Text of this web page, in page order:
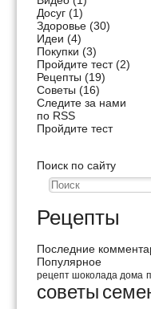
Досуг (1)
Здоровье (30)
Идеи (4)
Покупки (3)
Пройдите тест(2)
Рецепты (19)
Советы (16)
Следите за нами
по RSS
Пройдите тест
Поиск по сайту
Рецепты
Последние
Популярное
рецепт шоколада дома
советы